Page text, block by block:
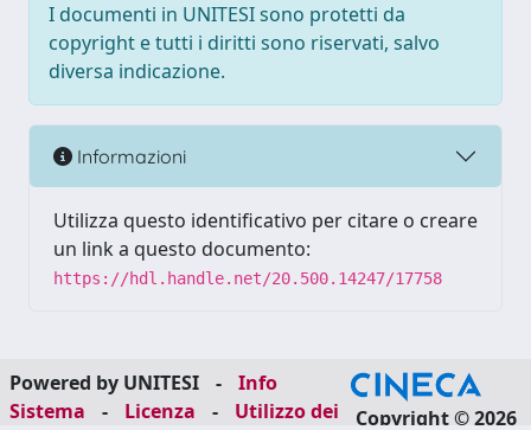
I documenti in UNITESI sono protetti da
copyright e tutti i diritti sono riservati, salvo
diversa indicazione.
Informazioni
Utilizza questo identificativo per citare o creare
un link a questo documento:
https://hdl.handle.net/20.500.14247/17758
Powered by UNITESI -
Info
Sistema
- Licenza -
Utilizzo dei
Copyright © 2026